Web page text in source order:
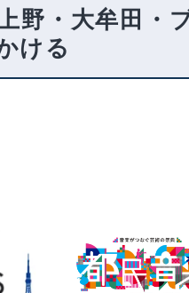
・大牟田・
ける